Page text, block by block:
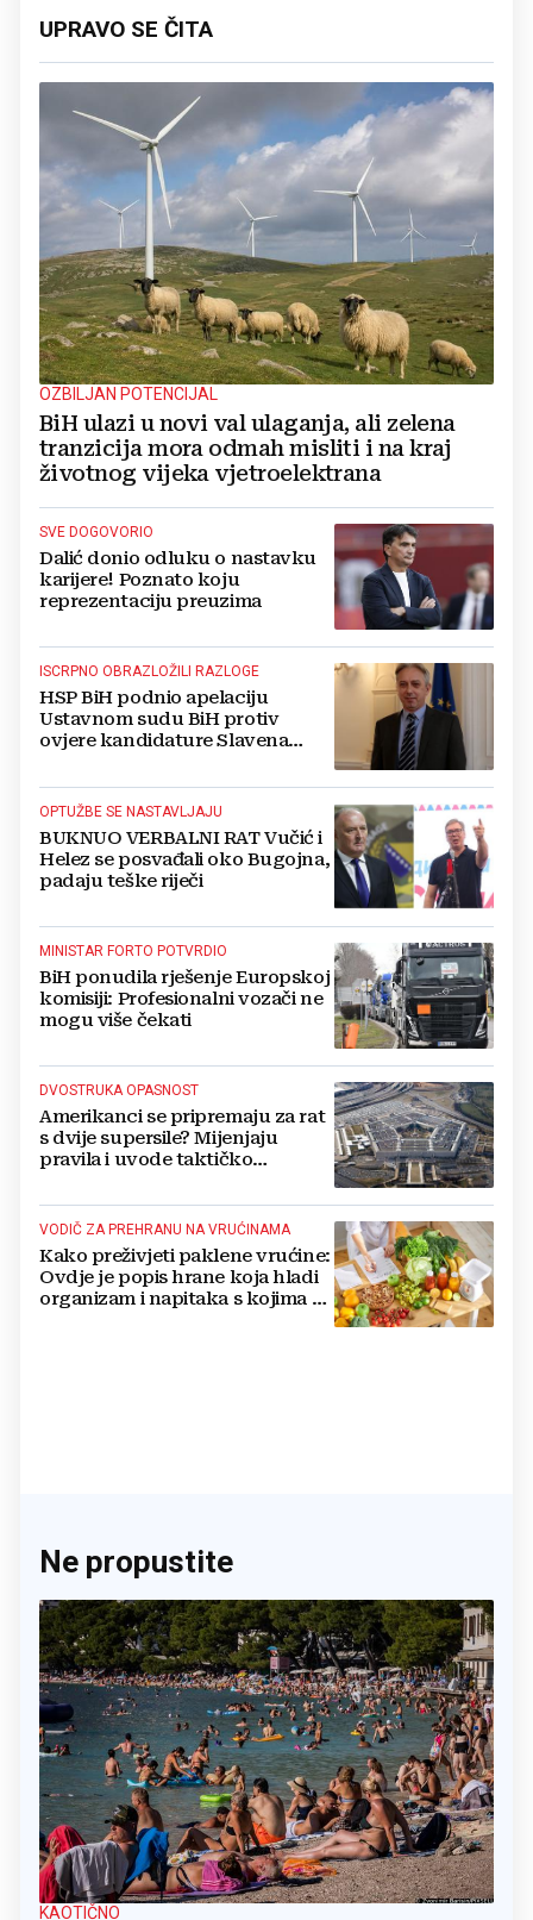
UPRAVO SE ČITA
OZBILJAN POTENCIJAL
BiH ulazi u novi val ulaganja, ali zelena
tranzicija mora odmah misliti i na kraj
životnog vijeka vjetroelektrana
SVE DOGOVORIO
Dalić donio odluku o nastavku
karijere! Poznato koju
reprezentaciju preuzima
ISCRPNO OBRAZLOŽILI RAZLOGE
HSP BiH podnio apelaciju
Ustavnom sudu BiH protiv
ovjere kandidature Slavena
OPTUŽBE SE NASTAVLJAJU
BUKNUO VERBALNI RAT Vučić i
Helez se posvađali oko Bugojna,
padaju teške riječi
MINISTAR FORTO POTVRDIO
BiH ponudila rješenje Europskoj
komisiji: Profesionalni vozači ne
mogu više čekati
DVOSTRUKA OPASNOST
Amerikanci se pripremaju za rat
s dvije supersile? Mijenjaju
pravila i uvode taktičko
VODIČ ZA PREHRANU NA VRUĆINAMA
Kako preživjeti paklene vrućine:
Ovdje je popis hrane koja hladi
organizam i napitaka s kojima si
Ne propustite
KAOTIČNO